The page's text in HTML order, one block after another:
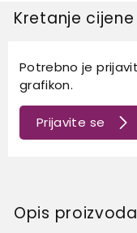
Kretanje
Potrebno je
grafikon.
Prijavite se
Opis